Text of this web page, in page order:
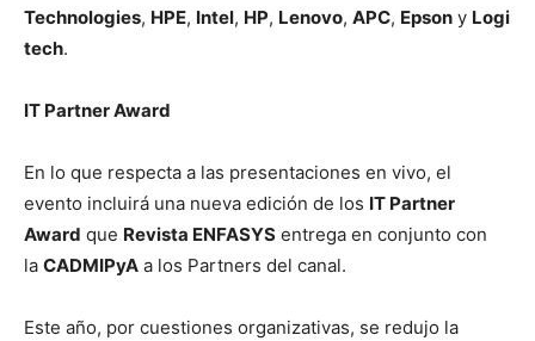
Technologies, HPE, Intel, HP, Lenovo, APC, Epson y Logi
tech.
IT Partner Award
En lo que respecta a las presentaciones en vivo, el
evento incluirá una nueva edición de los IT Partner
Award que Revista ENFASYS entrega en conjunto con
la CADMIPyA a los Partners del canal.
Este año, por cuestiones organizativas, se redujo la